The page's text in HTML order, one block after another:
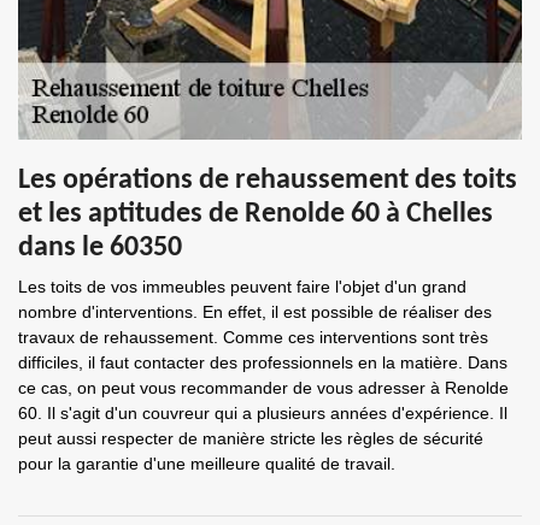
Les opérations de rehaussement des toits
et les aptitudes de Renolde 60 à Chelles
dans le 60350
Les toits de vos immeubles peuvent faire l'objet d'un grand
nombre d'interventions. En effet, il est possible de réaliser des
travaux de rehaussement. Comme ces interventions sont très
difficiles, il faut contacter des professionnels en la matière. Dans
ce cas, on peut vous recommander de vous adresser à Renolde
60. Il s'agit d'un couvreur qui a plusieurs années d'expérience. Il
peut aussi respecter de manière stricte les règles de sécurité
pour la garantie d'une meilleure qualité de travail.